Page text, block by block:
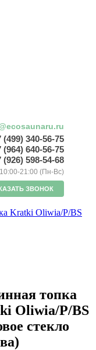
(499) 340-56-75
(964) 640-56-75
(926) 598-54-68
10:00-21:00 (Пн-Вс)
ЗВОНОК
Kratki Oliwia/P/BS
топка
Oliwia/P/BS
стекло